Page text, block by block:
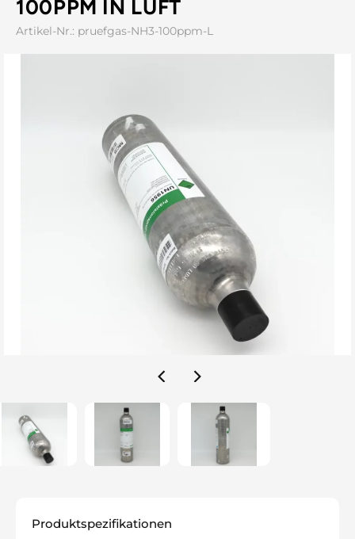
100PPM IN LUFT
Artikel-Nr.: pruefgas-NH3-100ppm-L
Produktspezifikationen